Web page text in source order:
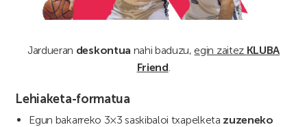
Jardueran deskontua nahi baduzu, egin zaitez KLUBA
Friend
Lehiaketa-formatua
Egun bakarreko 3×3 saskibaloi txapelketa zuzeneko